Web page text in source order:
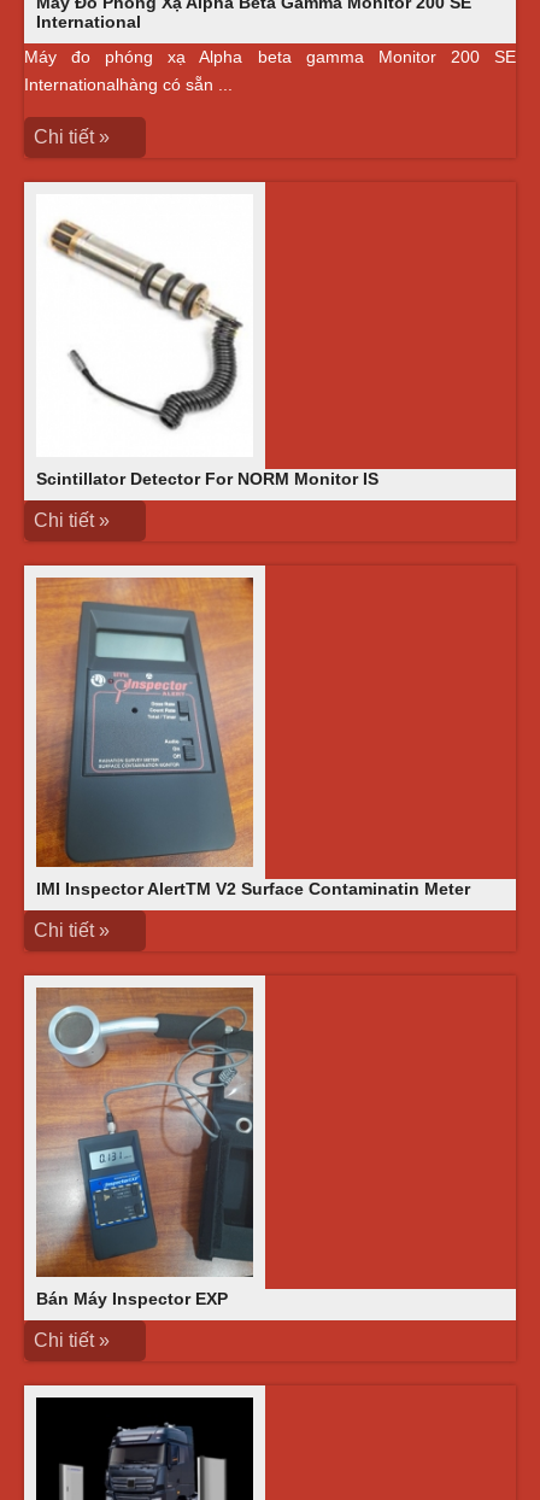
International
Máy đo phóng xạ Alpha beta gamma Monitor 200 SE
Internationalhàng có sẵn ...
Chi tiết »
Scintillator Detector For NORM Monitor IS
Chi tiết »
IMI Inspector AlertTM V2 Surface Contaminatin Meter
Chi tiết »
Bán Máy Inspector EXP
Chi tiết »